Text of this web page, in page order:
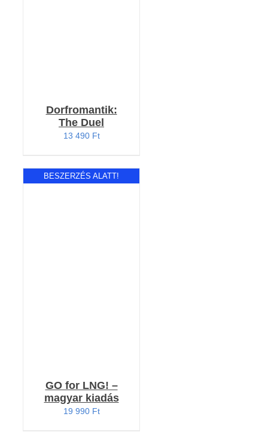
Dorfromantik:
The Duel
13 490 Ft
BESZERZÉS ALATT!
GO for LNG! –
magyar kiadás
19 990 Ft